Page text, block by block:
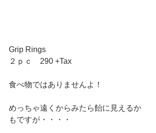
Grip Rings
２ｐｃ　290 +Tax
食べ物ではありませんよ！
めっちゃ遠くからみたら飴に見えるか
もですが・・・・